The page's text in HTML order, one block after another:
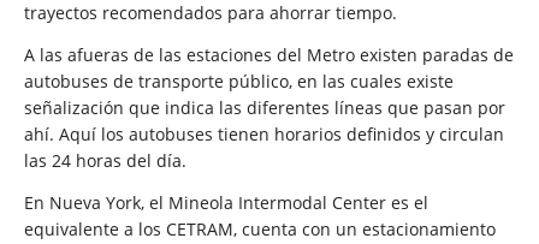
trayectos recomendados para ahorrar tiempo.
A las afueras de las estaciones del Metro existen paradas de
autobuses de transporte público, en las cuales existe
señalización que indica las diferentes líneas que pasan por
ahí. Aquí los autobuses tienen horarios definidos y circulan
las 24 horas del día.
En Nueva York, el Mineola Intermodal Center es el
equivalente a los CETRAM, cuenta con un estacionamiento